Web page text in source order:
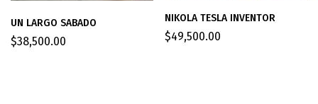
UN LARGO SABADO
$38,500.00
NIKOLA TESLA INVENTOR
$49,500.00